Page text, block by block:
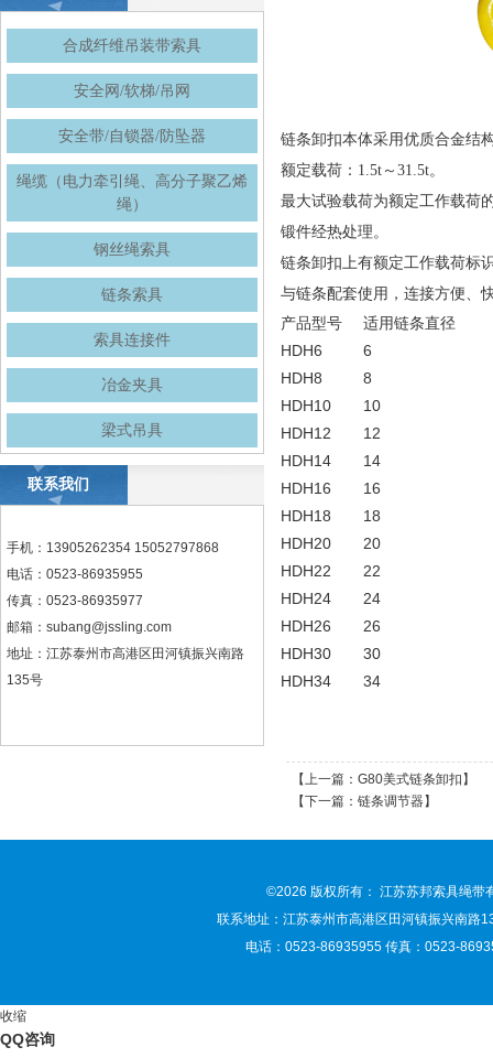
合成纤维吊装带索具
安全网/软梯/吊网
安全带/自锁器/防坠器
绳缆（电力牵引绳、高分子聚乙烯
绳）
钢丝绳索具
链条索具
索具连接件
冶金夹具
梁式吊具
联系我们
手机：13905262354 15052797868
电话：0523-86935955
传真：0523-86935977
邮箱： subang@jssling.com
地址：江苏泰州市高港区田河镇振兴南路
135号
链条卸扣本体采用优质合金结
额定载荷：1.5t～31.5t。
最大试验载荷为额定工作载荷
锻件经热处理。
链条卸扣上有额定工作载荷标
与链条配套使用，连接方便、
产品型号
适用链条直径
HDH6
6
HDH8
8
HDH10
10
HDH12
12
HDH14
14
HDH16
16
HDH18
18
HDH20
20
HDH22
22
HDH24
24
HDH26
26
HDH30
30
HDH34
34
【上一篇： G80美式链条卸扣 】
【下一篇： 链条调节器】
©2026 版权所有： 江苏苏邦索具绳带
联系地址：江苏泰州市高港区田河镇振兴南
电话：0523-86935955 传真：0523-
收缩
QQ咨询